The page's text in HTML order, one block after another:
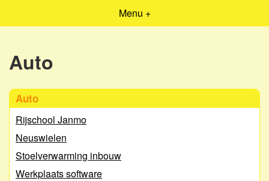
Menu +
Auto
Auto
Rijschool Janmo
Neuswielen
Stoelverwarming inbouw
Werkplaats software